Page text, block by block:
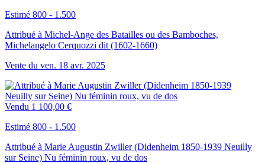
Estimé 800 - 1.500
Attribué à Michel-Ange des Batailles ou des Bamboches,
Michelangelo Cerquozzi dit (1602-1660)
Vente du ven. 18 avr. 2025
Vendu 1 100,00 €
Estimé 800 - 1.500
Attribué à Marie Augustin Zwiller (Didenheim 1850-1939 Neuilly
sur Seine) Nu féminin roux, vu de dos